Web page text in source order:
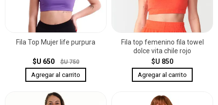
Fila Top Mujer life purpura
$U 650 $U 750
Fila top femenino fila towel
dolce vita chile rojo
$U 850